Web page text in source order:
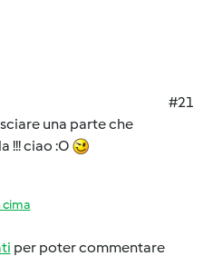
#21
una parte che
!!! ciao :O
cima
per poter commentare